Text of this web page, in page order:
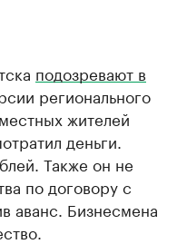
подозревают в
регионального
жителей
деньги.
Также он не
по договору с
аванс. Бизнесмена